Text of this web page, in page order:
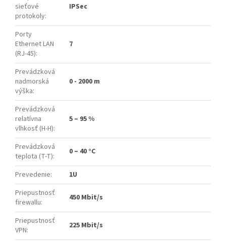
sieťové
protokoly:
IPSec
Porty
Ethernet LAN
(RJ-45):
7
Prevádzková
nadmorská
výška:
0 - 2000 m
Prevádzková
relatívna
vlhkosť (H-H):
5 – 95 %
Prevádzková
teplota (T-T): 0 – 40 °C
Prevedenie:
1U
Priepustnosť
firewallu: 450 Mbit/s
Priepustnosť
VPN: 225 Mbit/s